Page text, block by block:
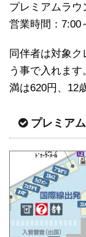
プレミアムラウ
営業時間：7:00
同伴者は対象
う事で入れま
満は620円、12
プレミア